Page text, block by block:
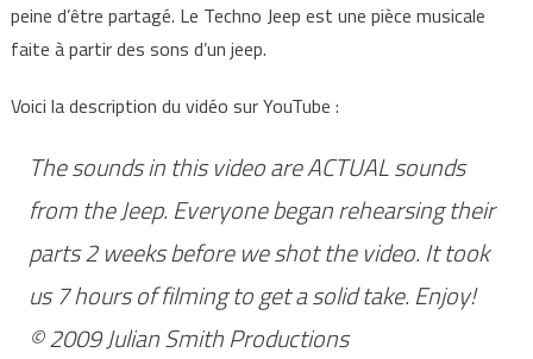
peine d’être partagé. Le Techno Jeep est une pièce musicale
faite à partir des sons d’un jeep.
Voici la description du vidéo sur YouTube :
The sounds in this video are ACTUAL sounds
from the Jeep. Everyone began rehearsing their
parts 2 weeks before we shot the video. It took
us 7 hours of filming to get a solid take. Enjoy!
© 2009 Julian Smith Productions